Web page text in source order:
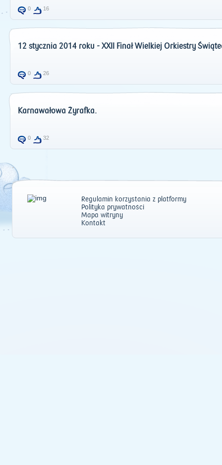
0 16
12 stycznia 2014 roku - XXII Finał Wielkiej Orkiestry
0 26
Karnawałowa Żyrafka.
0 32
Regulamin korzystania z platformy
Polityka prywatności
Mapa witryny
Kontakt